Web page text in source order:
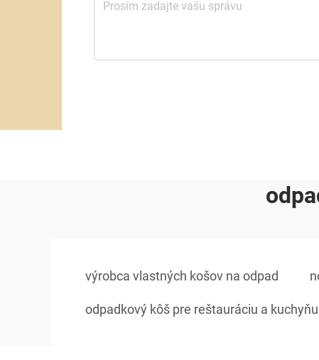
výrobca vlastných košov na odpad
odpadkový kôš pre reštauráciu a kuchyňu